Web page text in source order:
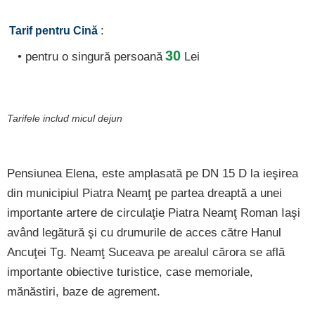
Tarif pentru Cină :
• pentru o singură persoană 30 Lei
Tarifele includ micul dejun
Pensiunea Elena, este amplasată pe DN 15 D la ieşirea
din municipiul Piatra Neamţ pe partea dreaptă a unei
importante artere de circulaţie Piatra Neamţ Roman Iaşi
având legătură şi cu drumurile de acces către Hanul
Ancuţei Tg. Neamţ Suceava pe arealul cărora se află
importante obiective turistice, case memoriale,
mănăstiri, baze de agrement.